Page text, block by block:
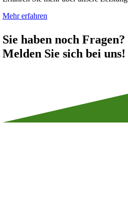
Mehr erfahren
Sie haben noch Fragen?
Melden Sie sich bei uns!